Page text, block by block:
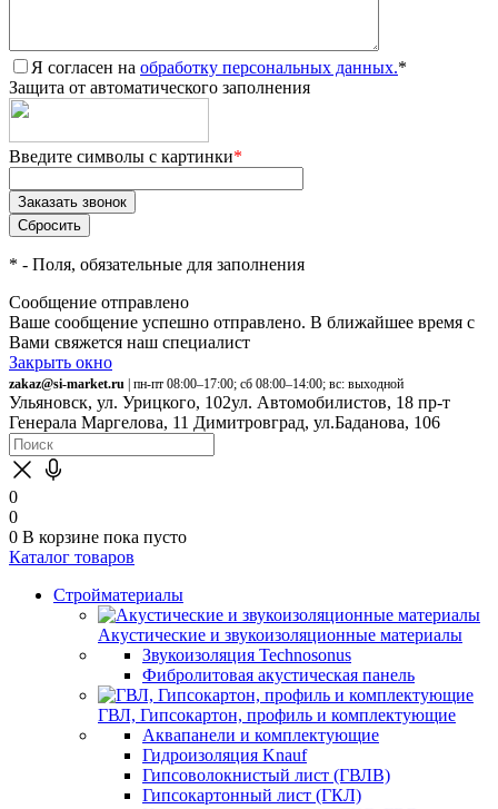
Я согласен на обработку персональных данных.*
Защита от автоматического заполнения
Введите символы с картинки*
* - Поля, обязательные для заполнения
Сообщение отправлено
Ваше сообщение успешно отправлено. В ближайшее время с
Вами свяжется наш специалист
Закрыть окно
zakaz@si-market.ru | пн-пт 08:00–17:00; сб 08:00–14:00; вс: выходной
Ульяновск, ул. Урицкого, 102ул. Автомобилистов, 18 пр-т
Генерала Маргелова, 11 Димитровград, ул.Баданова, 106
0
0
0 В корзине пока пусто
Каталог товаров
Стройматериалы
Акустические и звукоизоляционные материалы
Звукоизоляция Technosonus
Фибролитовая акустическая панель
ГВЛ, Гипсокартон, профиль и комплектующие
Аквапанели и комплектующие
Гидроизоляция Knauf
Гипсоволокнистый лист (ГВЛВ)
Гипсокартонный лист (ГКЛ)